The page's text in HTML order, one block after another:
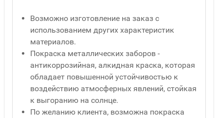
Возможно изготовление на заказ с
использованием других характеристик
материалов.
Покраска металлических заборов -
антикоррозийная, алкидная краска, которая
обладает повышенной устойчивостью к
воздействию атмосферных явлений, стойкая
к выгоранию на солнце.
По желанию клиента, возможна покраска